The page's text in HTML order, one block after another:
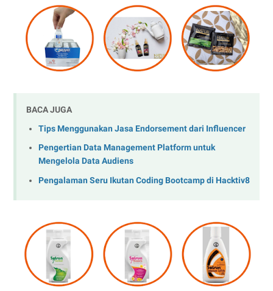
BACA JUGA
Tips Menggunakan Jasa Endorsement dari Influencer
Pengertian Data Management Platform untuk
Mengelola Data Audiens
Pengalaman Seru Ikutan Coding Bootcamp di Hacktiv8